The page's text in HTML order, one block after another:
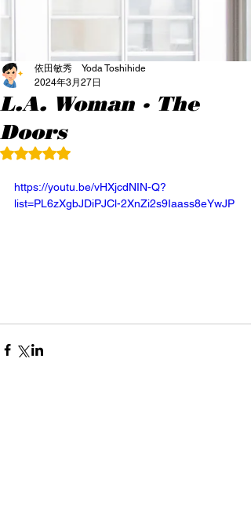
L.A. Woman · The
Doors
依田敏秀 Yoda Toshihide
2024年3月27日
5つ星のうちNaNと評価されています。
https://youtu.be/vHXjcdNIN-Q?
list=PL6zXgbJDiPJCl-2XnZi2s9Iaass8eYwJP